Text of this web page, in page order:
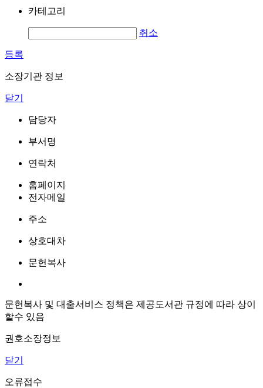
카테고리
취소
등록
소장기관 정보
닫기
담당자
부서명
연락처
홈페이지
전자메일
주소
상호대차
문헌복사
문헌복사 및 대출서비스 정책은 제공도서관 규정에 따라 상이
할수 있음
권호소장정보
닫기
오류접수